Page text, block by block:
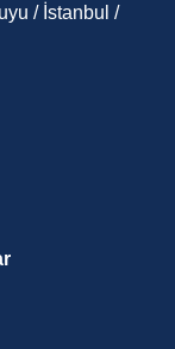
/ İstanbul /